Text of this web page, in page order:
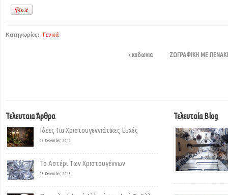
Κατηγωρίες: Γενικά
‹ κυδωνια ΖΩΓΡΑΦΙΚΗ ΜΕ
Τελευταια Άρθρα
Ιδέες Για Χριστουγεννιάτικες Ευχές
03 December, 2014
Το Αστέρι Των Χριστουγέννων
03 December, 2013
Τελευταία Blog